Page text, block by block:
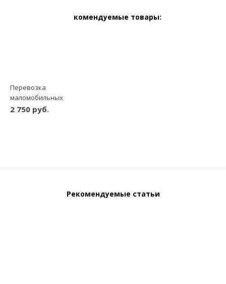
Рекомендуемые товары:
Перевозка
маломобильных
пассажиров по
2 750 руб.
Рекомендуемые статьи